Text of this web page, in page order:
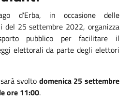
d’Erba, in occasione delle
del 25 settembre 2022, organizza
pubblico per facilitare il
elettorali da parte degli elettori
svolto domenica 25 settembre
ore 11:00.